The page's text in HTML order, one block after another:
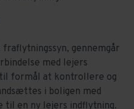
gennemgår
med lejers
formål at kontrollere og
i boligen med
til en ny lejers indflytning.